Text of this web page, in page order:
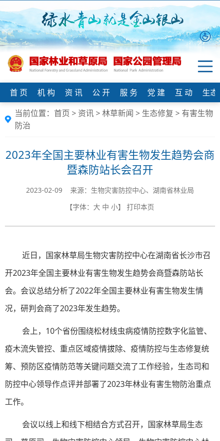
首 页 机 构 资 讯 公 开 服 务 党 建 互 动
生
当前位置： 首页 > 资讯>林草新闻 > 生态修复 > 有害生物
防治
2023年全国主要林业有害生物发生趋势会商
暨森防站长会召开
2023-02-09 来源：​生物灾害防控中心、湖南省林业局
【字体： 大 中 小】 打印本页
近日，国家林草局生物灾害防控中心在湖南省长沙市召
开2023年全国主要林业有害生物发生趋势会商暨森防站长
会。会议总结分析了2022年全国主要林业有害生物发生情
况，研判会商了2023年发生趋势。
会上，10个省份围绕松材线虫病疫情防控数字化监管、
疫木流失管控、重点区域疫情拔除、疫情防控与生态修复统
筹、预防区疫情防范等关键问题交流了工作经验，生态司和
防控中心领导作点评并部署了2023年林业有害生物防治重点
工作。
会议以线上和线下相结合方式召开，国家林草局生态